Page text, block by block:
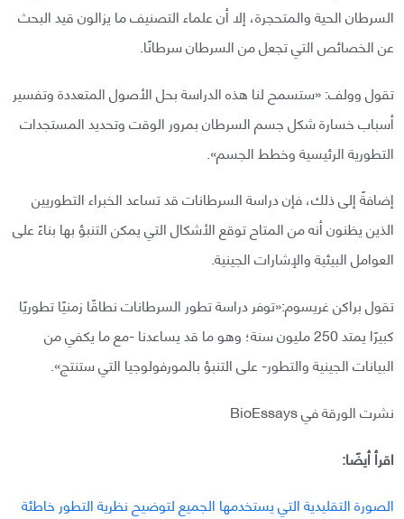
السرطان الحية والمتحجرة، إلا أن علماء التصنيف ما يزالون قيد البحث
عن الخصائص التي تجعل من السرطان سرطانًا.
تقول وولف: «ستسمح لنا هذه الدراسة بحل الأصول المتعددة وتفسير
أسباب خسارة شكل جسم السرطان بمرور الوقت وتحديد المستجدات
التطورية الرئيسية وخطط الجسم».
إضافةً إلى ذلك، فإن دراسة السرطانات قد تساعد الخبراء التطوريين
الذين يظنون أنه من المتاح توقع الأشكال التي يمكن التنبؤ بها بناءً على
العوامل البيئية والإشارات الجينية.
تقول براكن غريسوم:«توفر دراسة تطور السرطانات نطاقًا زمنيًا تطوريًا
كبيرًا يمتد 250 مليون سنة؛ وهو ما قد يساعدنا -مع ما يكفي من
البيانات الجينية والتطور- على التنبؤ بالمورفولوجيا التي ستنتج».
نشرت الورقة في BioEssays
اقرأ أيضًا:
الصورة التقليدية التي يستخدمها الجميع لتوضيح نظرية التطور خاطئة